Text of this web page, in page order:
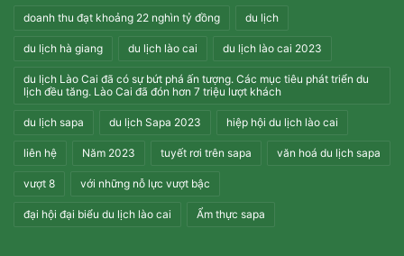
doanh thu đạt khoảng 22 nghìn tỷ đồng du lịch
du lịch hà giang du lịch lào cai du lịch lào cai 2023
du lịch Lào Cai đã có sự bứt phá ấn tượng. Các mục tiêu phát triển du
lịch đều tăng. Lào Cai đã đón hơn 7 triệu lượt khách
du lịch sapa du lịch Sapa 2023 hiệp hội du lịch lào cai
liên hệ Năm 2023 tuyết rơi trên sapa văn hoá du lịch sapa
vượt 8 với những nỗ lực vượt bậc
đại hội đại biểu du lịch lào cai Ẩm thực sapa